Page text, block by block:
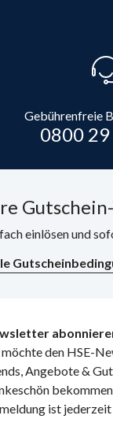
Gebührenfreie
0800
einlösen und
möchte den HSE-
Angebote &
ist